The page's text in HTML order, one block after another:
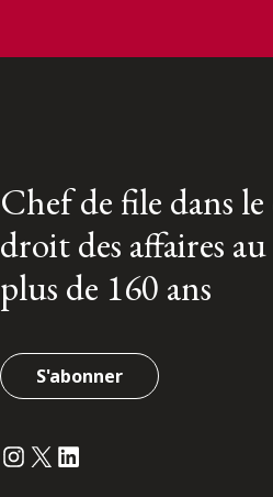
Chef de file dans
droit des affaires
plus de 160 ans
S'abonner
Instagram
Twitter
LinkedIn